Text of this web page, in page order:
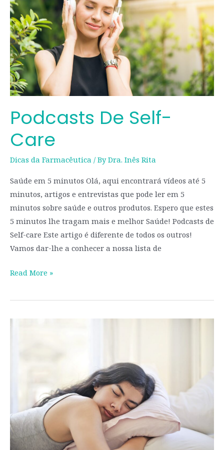
Podcasts De Self-
Care
Dicas da Farmacêutica / ByDra. Inês Rita
Saúde em 5 minutos Olá, aqui encontrará vídeos até 5
minutos, artigos e entrevistas que pode ler em 5
minutos sobre saúde e outros produtos. Espero que estes
5 minutos lhe tragam mais e melhor Saúde! Podcasts de
Self-care Este artigo é diferente de todos os outros!
Vamos dar-lhe a conhecer a nossa lista de
Care
Read More »